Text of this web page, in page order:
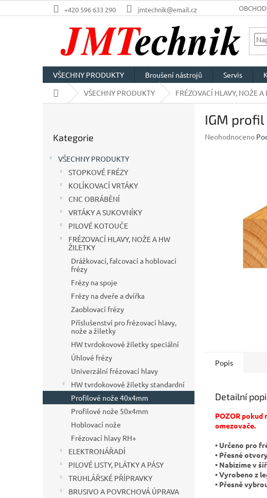
na
+420 596 633 290 jmtechnik@email.cz
VŠECHNY PRODUKTY Broušení nástrojů Servis
Domů VŠECHNY PRODUKTY FRÉZOVACÍ HLAVY, NOŽE A
kategorie
Kategorie
VŠECHNY PRODUKTY
STOPKOVÉ FRÉZY
KOLÍKOVACÍ VRTÁKY
CNC OBRÁBĚNÍ
VRTÁKY A SUKOVNÍKY
PILOVÉ KOTOUČE
FRÉZOVACÍ HLAVY, NOŽE A HW
ŽILETKY
Drážkovací, falcovací a hoblovací
frézy
Frézy na spoje
Frézy na dveře a dvířka
Zaoblovací frézy
Příslušenství pro frézovací hlavy,
nože a žiletky
HW tvrdokovové žiletky speciální
Úhlové frézy
Univerzální frézovací hlavy
HW tvrdokovové žiletky standardní
Profilové nože 40x4mm
Profilové nože 50x4mm
Hoblovací nože
Frézovací hlavy RH+
ELEKTRONÁŘADÍ
PILOVÉ LISTY, PLÁTKY A PÁSY
TRUHLÁŘSKÉ PŘÍPRAVKY
BRUSIVO A POVRCHOVÁ ÚPRAVA
IGM
Průměrné
Neohodnoceno
Popis
Detailní
POZOR
omezovače.
• Určeno pro
• Přesné
• Nabízíme v
• Vyrobeno z
• Přesně